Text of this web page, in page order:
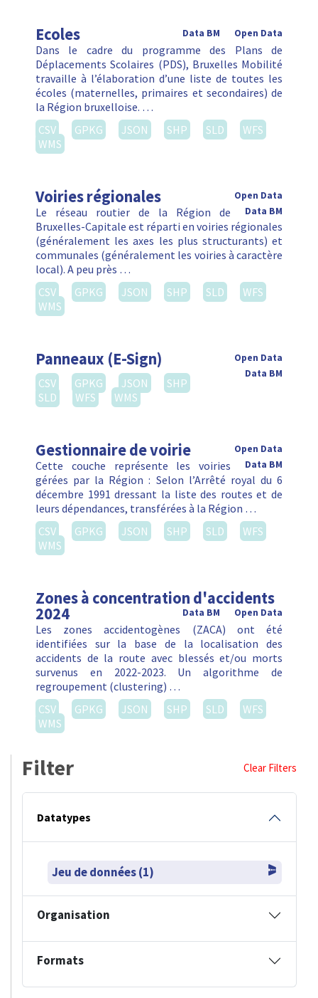
Ecoles Open Data
Data BM
Dans le cadre du programme des Plans de
Déplacements Scolaires (PDS), Bruxelles Mobilité
travaille à l’élaboration d’une liste de toutes les
écoles (maternelles, primaires et secondaires) de
la Région bruxelloise. …
CSV
GPKG JSON SHP SLD
WFS
WMS
Voiries régionales
Open Data
Data BM
Le réseau routier de la Région de
Bruxelles-Capitale est réparti en voiries régionales
(généralement les axes les plus structurants) et
communales (généralement les voiries à caractère
local). A peu près …
CSV
GPKG JSON SHP SLD
WFS
WMS
Panneaux (E-Sign)
Open Data
Data BM
CSV GPKG JSON
SHP
SLD
WFS WMS
Gestionnaire de voirie
Open Data
Data BM
Cette couche représente les voiries
gérées par la Région : Selon l’Arrêté royal du 6
décembre 1991 dressant la liste des routes et de
leurs dépendances, transférées à la Région …
CSV
GPKG JSON SHP SLD
WFS
WMS
Zones à concentration d'accidents
2024 Open Data
Data BM
Les zones accidentogènes (ZACA) ont été
identifiées sur la base de la localisation des
accidents de la route avec blessés et/ou morts
survenus en 2022-2023. Un algorithme de
regroupement (clustering) …
CSV
GPKG JSON SHP SLD
WFS
WMS
Filter Clear Filters
Datatypes
Jeu de données (1)
Organisation
Formats